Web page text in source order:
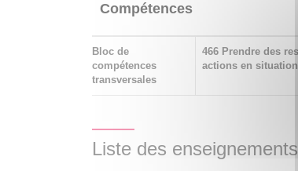
Compétences
Bloc de
compétences
transversales
466 Prendre des
actions en
Liste des enseignements